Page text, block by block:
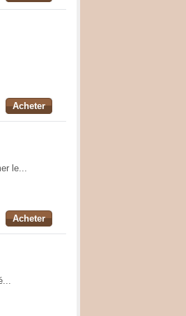
Acheter
le...
Acheter